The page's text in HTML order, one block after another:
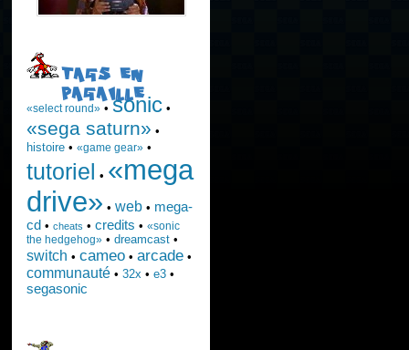
TAGS EN
PAGAILLE
«select round»• sonic•
«sega saturn» •
histoire• «game gear»•
tutoriel • «mega
drive» • web• mega-
cd • cheats • credits • «sonic
the hedgehog»• dreamcast•
switch • cameo• arcade•
communauté• 32x • e3•
segasonic